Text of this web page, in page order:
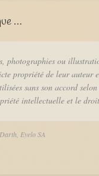
…
photographies ou
propriété de leur auteur
sans son accord
intellectuelle et le
Eyelo SA